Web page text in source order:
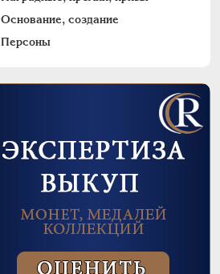
Основание, создание
Персоны